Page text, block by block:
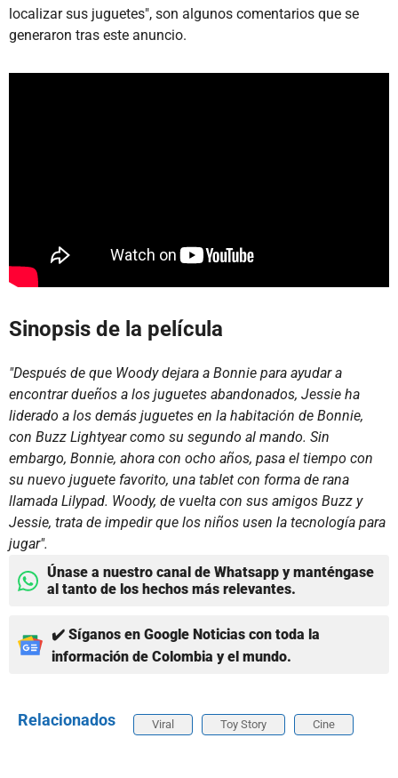
localizar sus juguetes", son algunos comentarios que se
generaron tras este anuncio.
Sinopsis de la película
"Después de que Woody dejara a Bonnie para ayudar a
encontrar dueños a los juguetes abandonados, Jessie ha
liderado a los demás juguetes en la habitación de Bonnie,
con Buzz Lightyear como su segundo al mando. Sin
embargo, Bonnie, ahora con ocho años, pasa el tiempo con
su nuevo juguete favorito, una tablet con forma de rana
llamada Lilypad. Woody, de vuelta con sus amigos Buzz y
Jessie, trata de impedir que los niños usen la tecnología para
jugar".
Únase a nuestro canal de Whatsapp y manténgase
al tanto de los hechos más relevantes.
✔️ Síganos en Google Noticias con toda la
información de Colombia y el mundo.
Relacionados Viral Toy Story Cine